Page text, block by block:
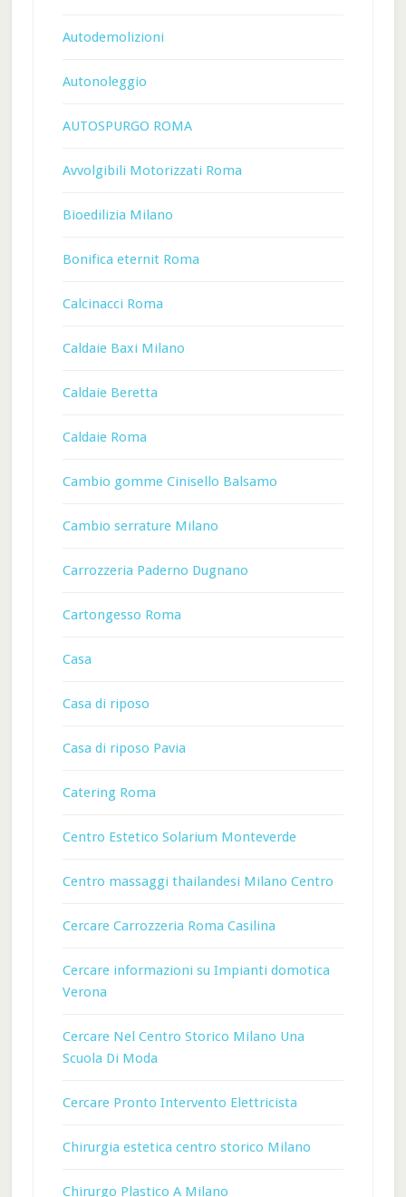
Autodemolizioni
Autonoleggio
AUTOSPURGO ROMA
Avvolgibili Motorizzati Roma
Bioedilizia Milano
Bonifica eternit Roma
Calcinacci Roma
Caldaie Baxi Milano
Caldaie Beretta
Caldaie Roma
Cambio gomme Cinisello Balsamo
Cambio serrature Milano
Carrozzeria Paderno Dugnano
Cartongesso Roma
Casa
Casa di riposo
Casa di riposo Pavia
Catering Roma
Centro Estetico Solarium Monteverde
Centro massaggi thailandesi Milano Centro
Cercare Carrozzeria Roma Casilina
Cercare informazioni su Impianti domotica
Verona
Cercare Nel Centro Storico Milano Una
Scuola Di Moda
Cercare Pronto Intervento Elettricista
Chirurgia estetica centro storico Milano
Chirurgo Plastico A Milano